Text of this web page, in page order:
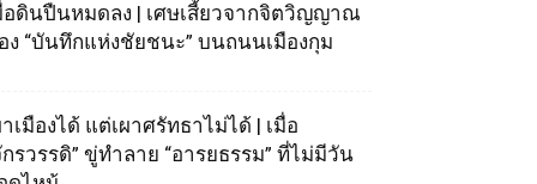
อดินปืนหมดลง | เศษเสี้ยวจากจิตวิญญาณ
ง “บันทึกแห่งชัยชนะ” บนถนนเมืองกุม
าเมืองได้ แต่เผาศรัทธาไม่ได้ | เมื่อ
กรวรรดิ” ขู่ทำลาย “อารยธรรม” ที่ไม่มีวัน